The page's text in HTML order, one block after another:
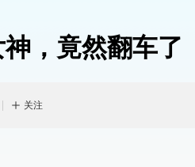
，竟然翻车了
关注